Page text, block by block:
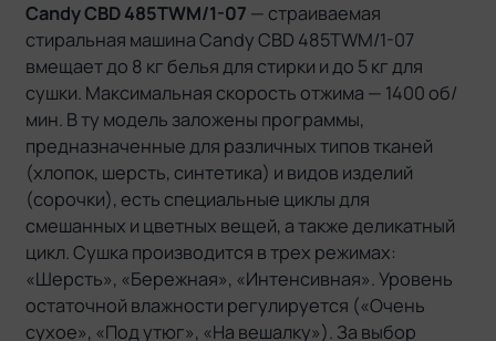
Candy CBD 485TWM/1-07 — страиваемая
стиральная машина Candy CBD 485TWM/1-07
вмещает до 8 кг белья для стирки и до 5 кг для
сушки. Максимальная скорость отжима — 1400 об/
мин. В ту модель заложены программы,
предназначенные для различных типов тканей
(хлопок, шерсть, синтетика) и видов изделий
(сорочки), есть специальные циклы для
смешанных и цветных вещей, а также деликатный
цикл. Сушка производится в трех режимах:
«Шерсть», «Бережная», «Интенсивная». Уровень
остаточной влажности регулируется («Очень
сухое», «Под утюг», «На вешалку»). За выбор